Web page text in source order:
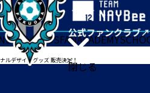
閉じる
GOODSFANACADEMY
ルデザイングッズ 販売決定！